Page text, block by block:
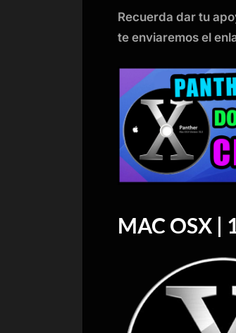
Recuerda dar tu
te enviaremos el
MAC OSX |